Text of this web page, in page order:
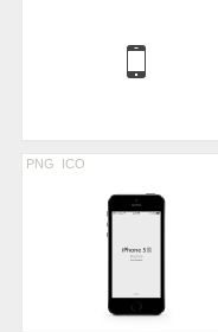
PNG ICO